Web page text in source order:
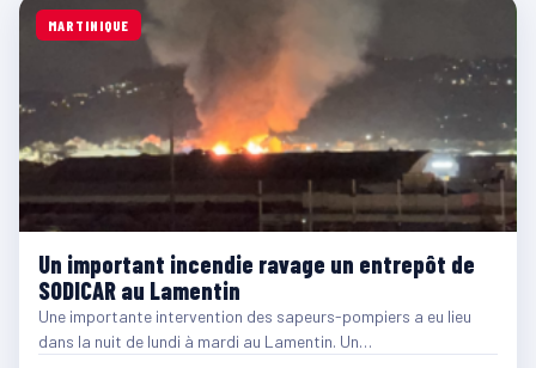
MARTINIQUE
Un important incendie ravage un entrepôt de
SODICAR au Lamentin
Une importante intervention des sapeurs-pompiers a eu lieu
dans la nuit de lundi à mardi au Lamentin. Un…